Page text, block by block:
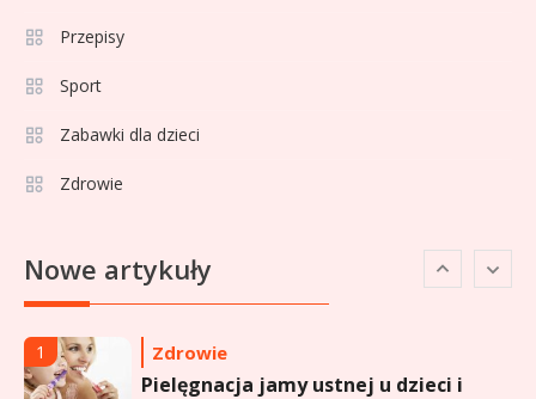
Przepisy
Sport
Zabawki dla dzieci
Zdrowie
Nowe artykuły
6
aktorce i jej karierze
1 Zdrowie
Pielęgnacja jamy ustnej u dzieci i